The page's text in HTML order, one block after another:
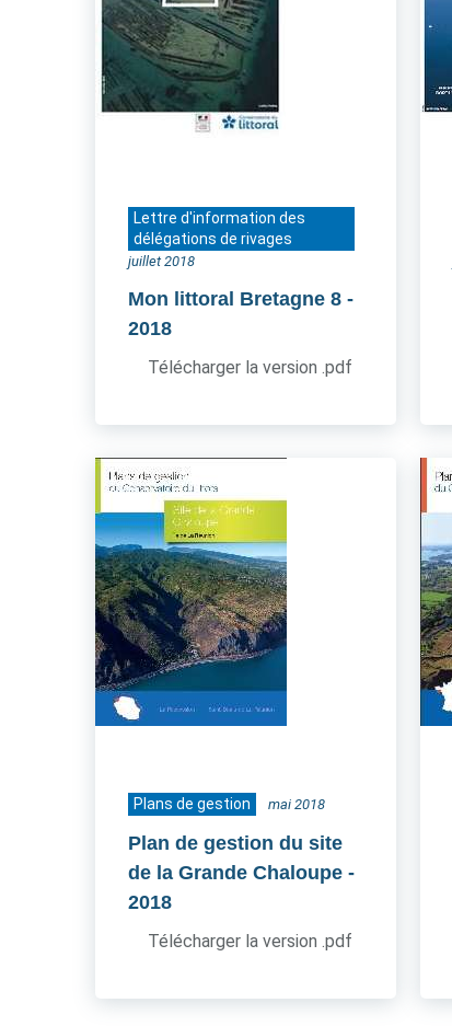
Lettre d'information des
délégations de rivages
juillet 2018
Mon littoral Bretagne 8 -
2018
Télécharger la version .pdf
Plans de gestion mai 2018
Plan de gestion du site
de la Grande Chaloupe -
2018
Télécharger la version .pdf